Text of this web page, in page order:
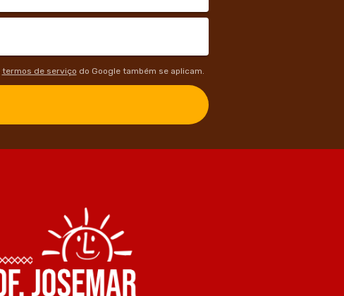
termos de serviço do Google também se aplicam.